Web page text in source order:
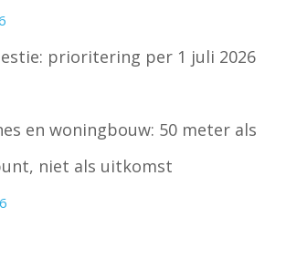
prioritering per 1 juli 2026
en woningbouw: 50 meter als
niet als uitkomst